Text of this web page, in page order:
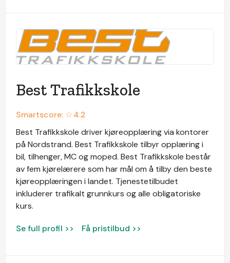
Best Trafikkskole
Smartscore: ☆4.2
Best Trafikkskole driver kjøreopplæring via kontorer
på Nordstrand. Best Trafikkskole tilbyr opplæring i
bil, tilhenger, MC og moped. Best Trafikkskole består
av fem kjørelærere som har mål om å tilby den beste
kjøreopplæringen i landet. Tjenestetilbudet
inkluderer trafikalt grunnkurs og alle obligatoriske
kurs.
Se full profil >> Få pristilbud >>